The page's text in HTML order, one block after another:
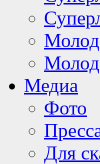
Медиа
Фото
Для